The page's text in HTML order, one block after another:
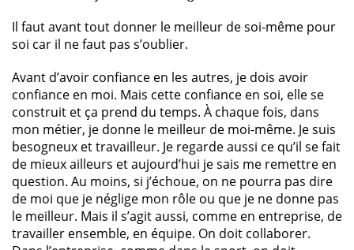
Il faut avant tout donner le meilleur de soi-même pour
soi car il ne faut pas s’oublier.
Avant d’avoir confiance en les autres, je dois avoir
confiance en moi. Mais cette confiance en soi, elle se
construit et ça prend du temps. À chaque fois, dans
mon métier, je donne le meilleur de moi-même. Je suis
besogneux et travailleur. Je regarde aussi ce qu’il se fait
de mieux ailleurs et aujourd’hui je sais me remettre en
question. Au moins, si j’échoue, on ne pourra pas dire
de moi que je néglige mon rôle ou que je ne donne pas
le meilleur. Mais il s’agit aussi, comme en entreprise, de
travailler ensemble, en équipe. On doit collaborer.